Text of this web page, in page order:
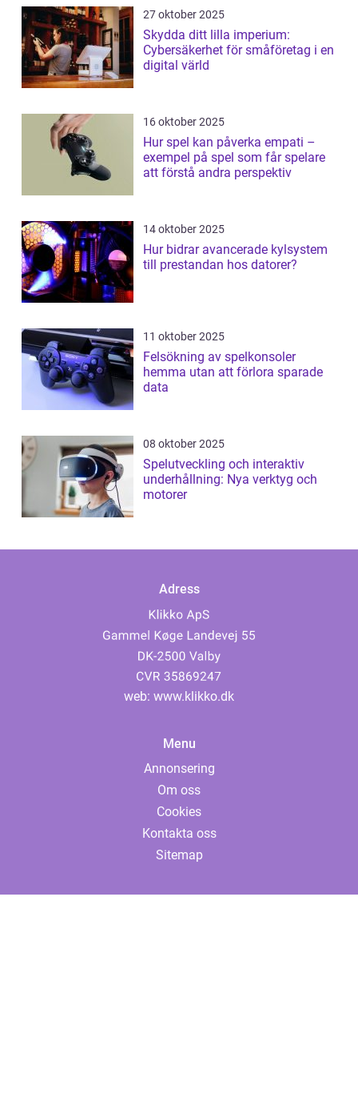
27 oktober 2025
Skydda ditt lilla imperium:
Cybersäkerhet för småföretag i en
digital värld
16 oktober 2025
Hur spel kan påverka empati –
exempel på spel som får spelare
att förstå andra perspektiv
14 oktober 2025
Hur bidrar avancerade kylsystem
till prestandan hos datorer?
11 oktober 2025
Felsökning av spelkonsoler
hemma utan att förlora sparade
data
08 oktober 2025
Spelutveckling och interaktiv
underhållning: Nya verktyg och
motorer
Adress
web: www.klikko.dk
Menu
Annonsering
Om oss
Cookies
Kontakta oss
Sitemap